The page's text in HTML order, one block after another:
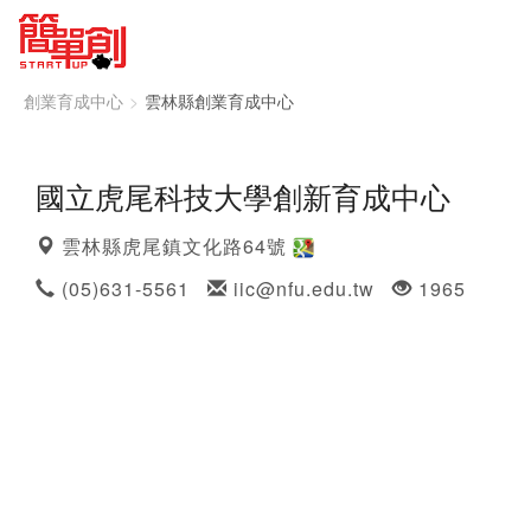
創業育成中心 雲林縣創業育成中心
國立虎尾科技大學創新育成中心
雲林縣虎尾鎮文化路64號
(05)631-5561
iic@nfu.edu.tw 1965